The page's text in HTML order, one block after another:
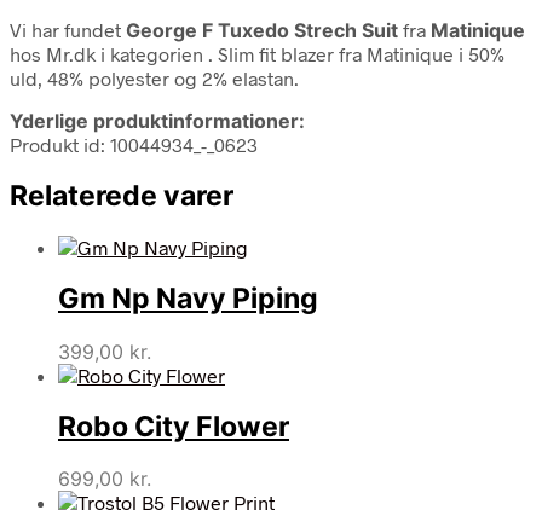
Vi har fundet George F Tuxedo Strech Suit fra Matinique
hos Mr.dk i kategorien . Slim fit blazer fra Matinique i 50%
uld, 48% polyester og 2% elastan.
Yderlige produktinformationer:
Produkt id: 10044934_-_0623
Relaterede varer
Gm Np Navy Piping
399,00 kr.
Robo City Flower
699,00 kr.